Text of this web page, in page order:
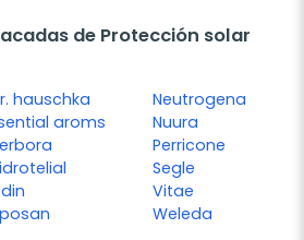
de Protección solar
hauschka
aroms
Neutrogena
Nuura
Perricone
Segle
Vitae
Weleda